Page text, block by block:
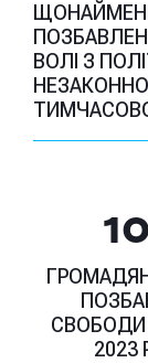
ПОЗБАВЛЕНІ
ВОЛІ З
СВОБОДИ
2023